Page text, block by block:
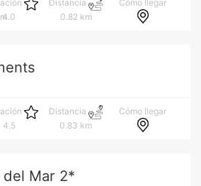
4.0
Distancia
0.82 km
Cómo llegar
4.5
Distancia
0.83 km
Cómo llegar
del Mar 2*